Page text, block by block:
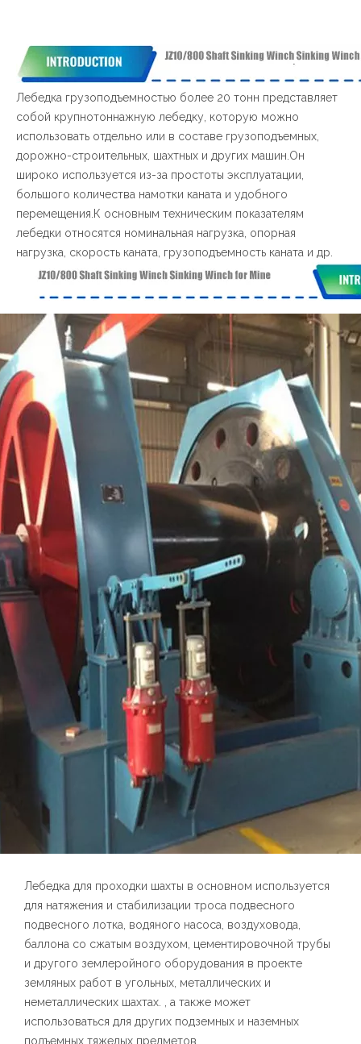
Лебедка грузоподъемностью более 20 тонн представляет
собой крупнотоннажную лебедку, которую можно
использовать отдельно или в составе грузоподъемных,
дорожно-строительных, шахтных и других машин.Он
широко используется из-за простоты эксплуатации,
большого количества намотки каната и удобного
перемещения.К основным техническим показателям
лебедки относятся номинальная нагрузка, опорная
нагрузка, скорость каната, грузоподъемность каната и др.
Лебедка для проходки шахты в основном используется
для натяжения и стабилизации троса подвесного
подвесного лотка, водяного насоса, воздуховода,
баллона со сжатым воздухом, цементировочной трубы
и другого землеройного оборудования в проекте
земляных работ в угольных, металлических и
неметаллических шахтах. , а также может
использоваться для других подземных и наземных
подъемных тяжелых предметов.